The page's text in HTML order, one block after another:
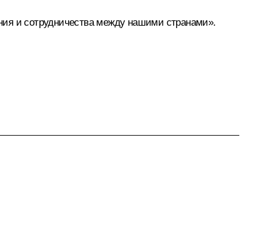
и сотрудничества между нашими странами».